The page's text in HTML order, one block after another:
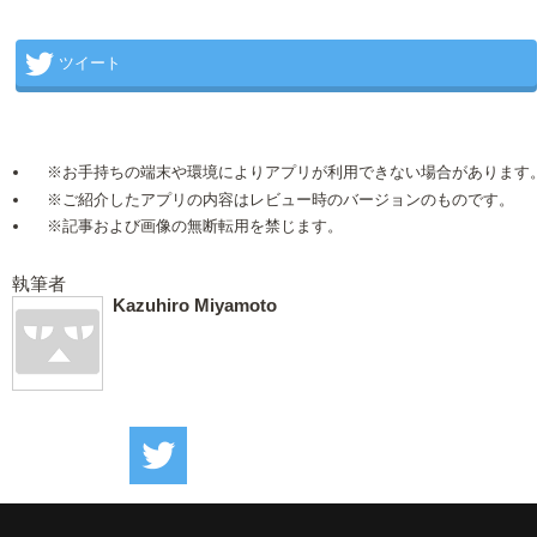
ツイート
※お手持ちの端末や環境によりアプリが利用できない場合があります。
※ご紹介したアプリの内容はレビュー時のバージョンのものです。
※記事および画像の無断転用を禁じます。
執筆者
Kazuhiro Miyamoto